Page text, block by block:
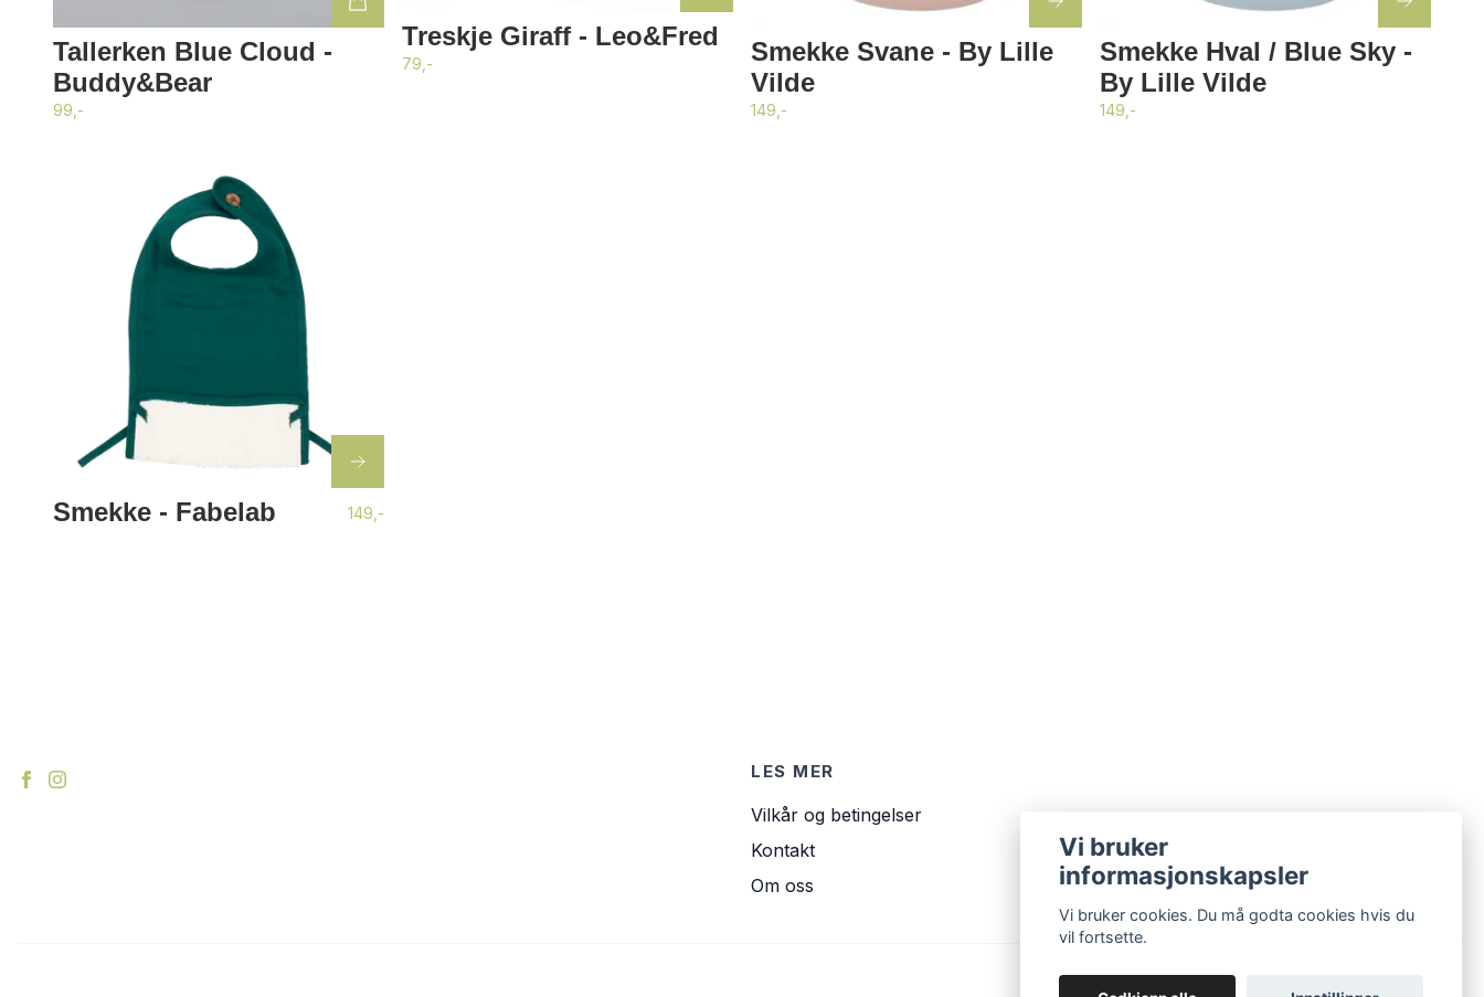
Tallerken Blue Cloud -
Buddy&Bear
99,-
Treskje Giraff - Leo&Fred
79,-
Smekke Svane - By Lille
Vilde
149,-
Smekke Hval / Blue Sky -
By Lille Vilde
149,-
Smekke - Fabelab 149,-
LES MER
Vilkår og betingelser
Kontakt
Om oss
Vi bruker
informasjonskapsler
Vi bruker cookies. Du må godta cookies hvis du
vil fortsette.